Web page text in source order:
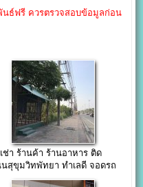
นธ์ฟรี ควรตรวจสอบข้อมูลก่อน
ช่า ร้านค้า ร้านอาหาร ติด
สุขุมวิทพัทยา ทำเลดี จอดรถ
ดวก Pattaya